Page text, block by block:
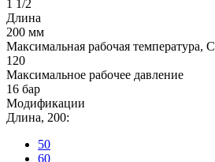
1 1/2
Длина
200 мм
Максимальная рабочая температура, С
120
Максимальное рабочее давление
16 бар
Модификации
Длина, 200:
50
60